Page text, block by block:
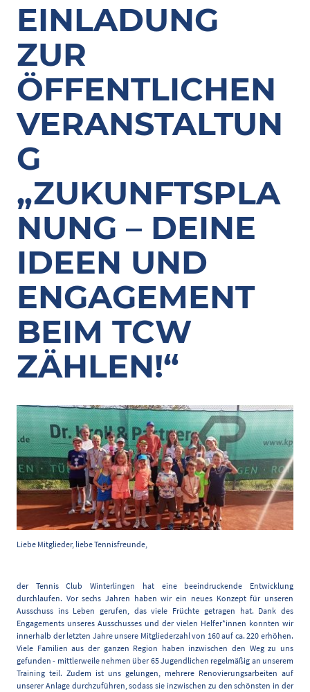
EINLADUNG
ZUR
ÖFFENTLICHEN
VERANSTALTUN
G
„ZUKUNFTSPLA
NUNG – DEINE
IDEEN UND
ENGAGEMENT
BEIM TCW
ZÄHLEN!“
Liebe Mitglieder, liebe Tennisfreunde,
der Tennis Club Winterlingen hat eine beeindruckende Entwicklung
durchlaufen. Vor sechs Jahren haben wir ein neues Konzept für unseren
Ausschuss ins Leben gerufen, das viele Früchte getragen hat. Dank des
Engagements unseres Ausschusses und der vielen Helfer*innen konnten wir
innerhalb der letzten Jahre unsere Mitgliederzahl von 160 auf ca. 220 erhöhen.
Viele Familien aus der ganzen Region haben inzwischen den Weg zu uns
gefunden - mittlerweile nehmen über 65 Jugendlichen regelmäßig an unserem
Training teil. Zudem ist uns gelungen, mehrere Renovierungsarbeiten auf
unserer Anlage durchzuführen, sodass sie inzwischen zu den schönsten in der